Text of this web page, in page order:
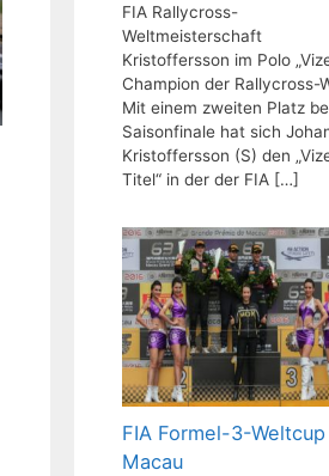
FIA Rallycross-
Weltmeisterschaft
Kristoffersson im Polo
Champion der Rallycross-
Mit einem zweiten Platz
Saisonfinale hat sich
Kristoffersson (S) den
Titel“ in der der FIA […]
FIA Formel-3-
Macau